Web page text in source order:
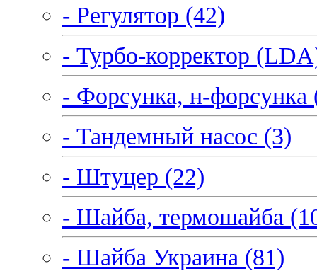
- Регулятор (42)
- Турбо-корректор
- Форсунка, н-форсунка
- Тандемный насос (3)
- Штуцер (22)
- Шайба, термошайба
- Шайба Украина (81)